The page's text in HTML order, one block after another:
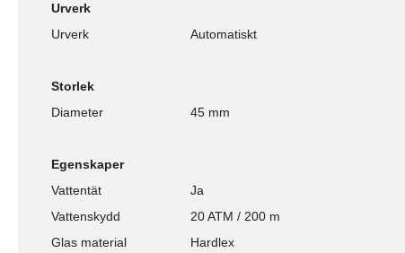
Urverk
Urverk
Automatiskt
Storlek
Diameter
45 mm
Egenskaper
Vattentät
Ja
Vattenskydd
20 ATM / 200 m
Glas material
Hardlex